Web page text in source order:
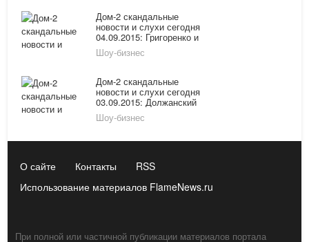
рассказала о планах
Чуева
Дом-2 скандальные
новости и слухи сегодня
04.09.2015: Григоренко и
Гозиас снова вместе,
Черкасов рассказал
с Романец
Шоу-бизнес
Дом-2 скандальные
новости и слухи сегодня
03.09.2015: Должанский
обманом женил на себе
Ольгу Рапунцель, Андрей
свадьбу
Шоу-бизнес
О сайте Контакты
RSS
Использование материалов FlameNews.ru
При полной или частичной публикации материалов портала